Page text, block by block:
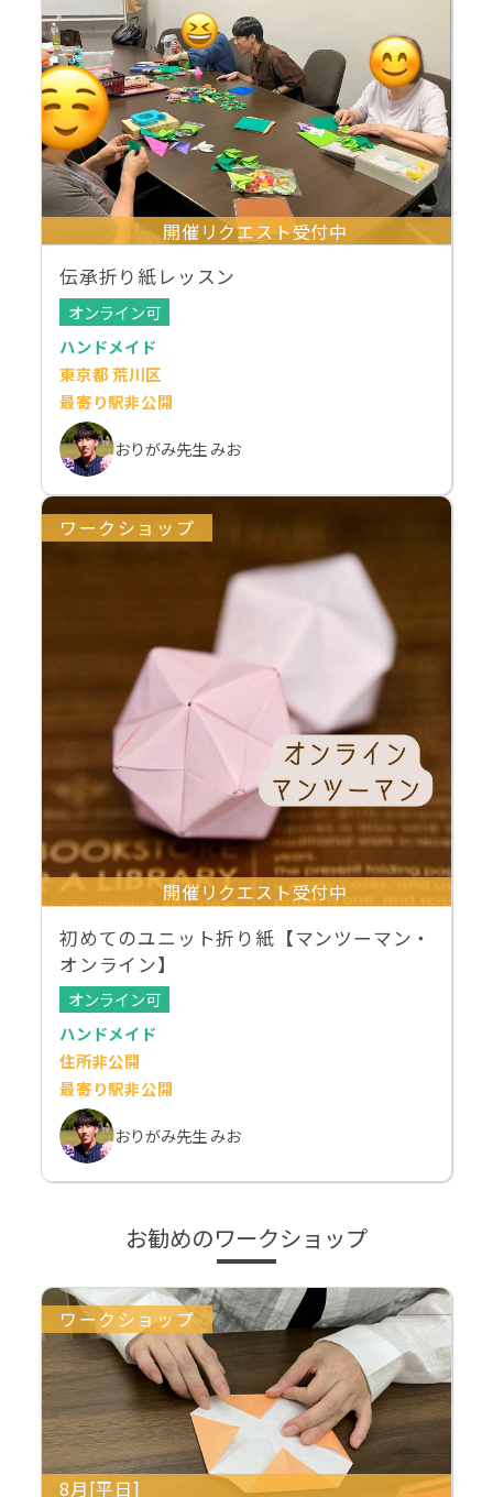
開催リクエスト受付中
伝承折り紙レッスン
オンライン可
ハンドメイド
東京都 荒川区
最寄り駅非公開
おりがみ先生 みお
ワークショップ
開催リクエスト受付中
初めてのユニット折り紙【マンツーマン・
オンライン】
オンライン可
ハンドメイド
住所非公開
最寄り駅非公開
おりがみ先生 みお
お勧めのワークショップ
ワークショップ
8月[平日]